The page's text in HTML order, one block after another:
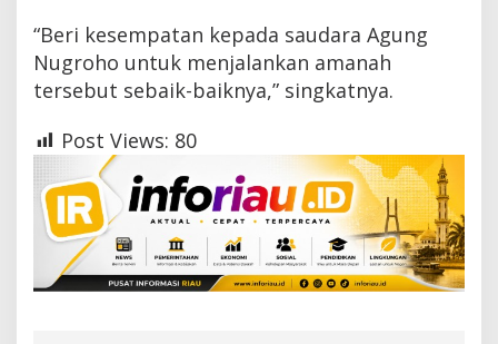
“Beri kesempatan kepada saudara Agung
Nugroho untuk menjalankan amanah
tersebut sebaik-baiknya,” singkatnya.
Post Views: 80